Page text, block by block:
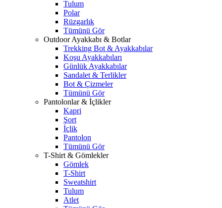
Tulum
Polar
Rüzgarlık
Tümünü Gör
Outdoor Ayakkabı & Botlar
Trekking Bot & Ayakkabılar
Koşu Ayakkabıları
Günlük Ayakkabılar
Sandalet & Terlikler
Bot & Çizmeler
Tümünü Gör
Pantolonlar & İçlikler
Kapri
Şort
İçlik
Pantolon
Tümünü Gör
T-Shirt & Gömlekler
Gömlek
T-Shirt
Sweatshirt
Tulum
Atlet